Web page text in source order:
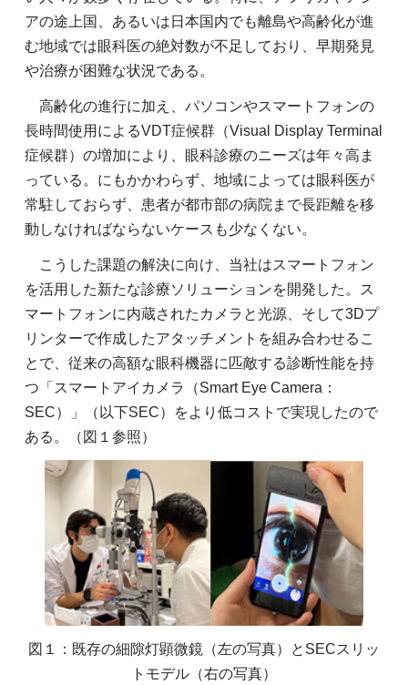
アの途上国、あるいは日本国内でも離島や高齢化が進
む地域では眼科医の絶対数が不足しており、早期発見
や治療が困難な状況である。
高齢化の進行に加え、パソコンやスマートフォンの
長時間使用によるVDT症候群（Visual Display Terminal
症候群）の増加により、眼科診療のニーズは年々高ま
っている。にもかかわらず、地域によっては眼科医が
常駐しておらず、患者が都市部の病院まで長距離を移
動しなければならないケースも少なくない。
こうした課題の解決に向け、当社はスマートフォン
を活用した新たな診療ソリューションを開発した。ス
マートフォンに内蔵されたカメラと光源、そして3Dプ
リンターで作成したアタッチメントを組み合わせるこ
とで、従来の高額な眼科機器に匹敵する診断性能を持
つ「スマートアイカメラ（Smart Eye Camera：
SEC）」（以下SEC）をより低コストで実現したので
ある。（図１参照）
図１：既存の細隙灯顕微鏡（左の写真）とSECスリッ
トモデル（右の写真）